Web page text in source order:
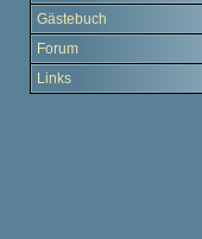
Gästebuch
Forum
Links